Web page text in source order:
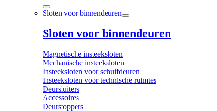
Sloten voor binnendeuren
Sloten voor binnendeuren
Magnetische insteeksloten
Mechanische insteeksloten
Insteeksloten voor schuifdeuren
Insteeksloten voor technische ruimtes
Deursluiters
Accessoires
Deurstoppers